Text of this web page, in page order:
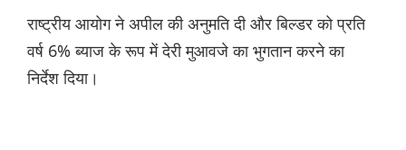
राष्ट्रीय आयोग ने अपील की अनुमति दी और बिल्डर को प्रति
वर्ष 6% ब्याज के रूप में देरी मुआवजे का भुगतान करने का
निर्देश दिया।